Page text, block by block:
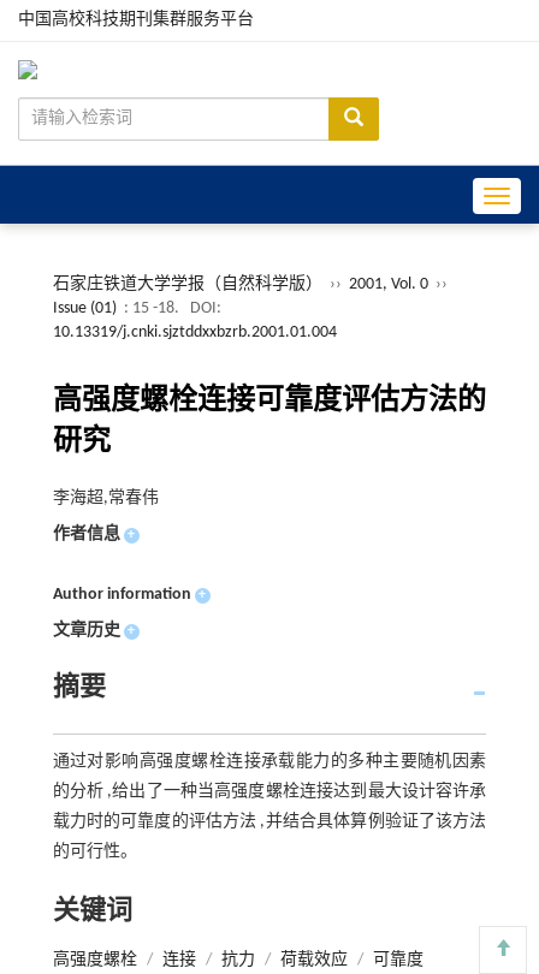
中国高校科技期刊集群服务平台
石家庄铁道大学学报（自然科学版） ›› 2001, Vol. 0 ››
Issue (01) : 15 -18.
DOI:
10.13319/j.cnki.sjztddxxbzrb.2001.01.004
高强度螺栓连接可靠度评估方法的
研究
李海超,常春伟
作者信息 +
Author information +
文章历史 +
摘要
通过对影响高强度螺栓连接承载能力的多种主要随机因素
的分析 ,给出了一种当高强度螺栓连接达到最大设计容许承
载力时的可靠度的评估方法 ,并结合具体算例验证了该方法
的可行性。
关键词
高强度螺栓 / 连接 / 抗力 / 荷载效应 / 可靠度